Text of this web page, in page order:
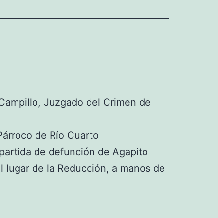
Juzgado del Crimen de
de Río Cuarto
de defunción de Agapito
lugar de la Reducción, a manos de